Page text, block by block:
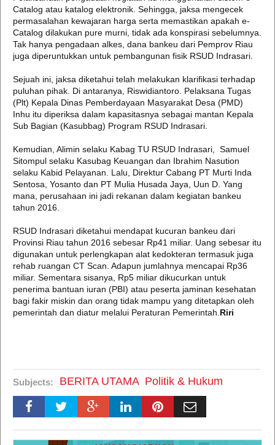
Catalog atau katalog elektronik. Sehingga, jaksa mengecek
permasalahan kewajaran harga serta memastikan apakah e-
Catalog dilakukan pure murni, tidak ada konspirasi sebelumnya.
Tak hanya pengadaan alkes, dana bankeu dari Pemprov Riau
juga diperuntukkan untuk pembangunan fisik RSUD Indrasari.
Sejuah ini, jaksa diketahui telah melakukan klarifikasi terhadap
puluhan pihak. Di antaranya, Riswidiantoro. Pelaksana Tugas
(Plt) Kepala Dinas Pemberdayaan Masyarakat Desa (PMD)
Inhu itu diperiksa dalam kapasitasnya sebagai mantan Kepala
Sub Bagian (Kasubbag) Program RSUD Indrasari.
Kemudian, Alimin selaku Kabag TU RSUD Indrasari, Samuel
Sitompul selaku Kasubag Keuangan dan Ibrahim Nasution
selaku Kabid Pelayanan. Lalu, Direktur Cabang PT Murti Inda
Sentosa, Yosanto dan PT Mulia Husada Jaya, Uun D. Yang
mana, perusahaan ini jadi rekanan dalam kegiatan bankeu
tahun 2016.
RSUD Indrasari diketahui mendapat kucuran bankeu dari
Provinsi Riau tahun 2016 sebesar Rp41 miliar. Uang sebesar itu
digunakan untuk perlengkapan alat kedokteran termasuk juga
rehab ruangan CT Scan. Adapun jumlahnya mencapai Rp36
miliar. Sementara sisanya, Rp5 miliar dikucurkan untuk
penerima bantuan iuran (PBI) atau peserta jaminan kesehatan
bagi fakir miskin dan orang tidak mampu yang ditetapkan oleh
pemerintah dan diatur melalui Peraturan Pemerintah. Riri
Subjects: BERITA UTAMA Politik & Hukum